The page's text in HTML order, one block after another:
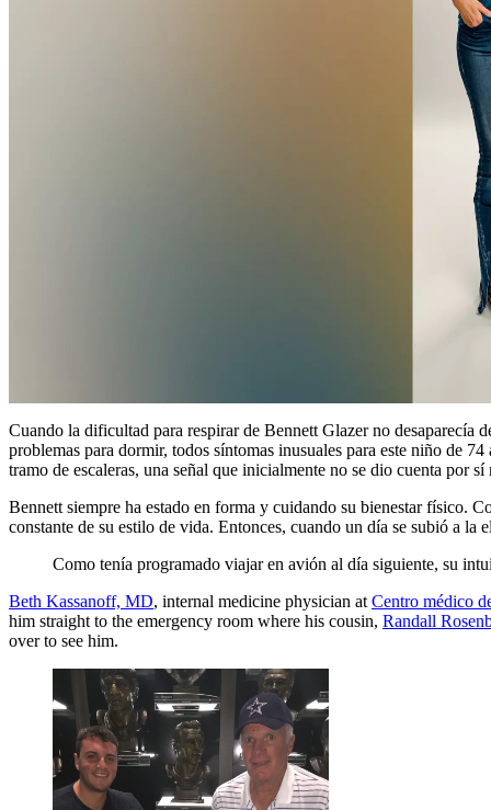
Cuando la dificultad para respirar de Bennett Glazer no desaparecía
problemas para dormir, todos síntomas inusuales para este niño de
tramo de escaleras, una señal que inicialmente no se dio cuenta por sí
Bennett siempre ha estado en forma y cuidando su bienestar físico.
constante de su estilo de vida. Entonces, cuando un día se subió a
Como tenía programado viajar en avión al día siguiente, su
Beth Kassanoff, MD, internal medicine physician at Centro médico
him straight to the emergency room where his cousin, Randall
over to see him.